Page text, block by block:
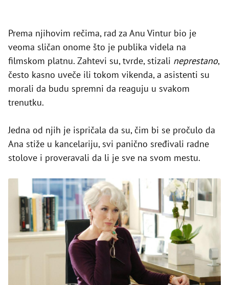
Prema njihovim rečima, rad za Anu Vintur bio je
veoma sličan onome što je publika videla na
filmskom platnu. Zahtevi su, tvrde, stizali neprestano,
često kasno uveče ili tokom vikenda, a asistenti su
morali da budu spremni da reaguju u svakom
trenutku.
Jedna od njih je ispričala da su, čim bi se pročulo da
Ana stiže u kancelariju, svi panično sređivali radne
stolove i proveravali da li je sve na svom mestu.